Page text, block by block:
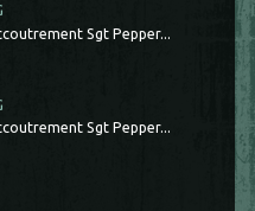
Sgt Pepper...
Sgt Pepper...